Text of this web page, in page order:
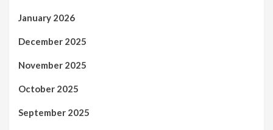
January 2026
December 2025
November 2025
October 2025
September 2025